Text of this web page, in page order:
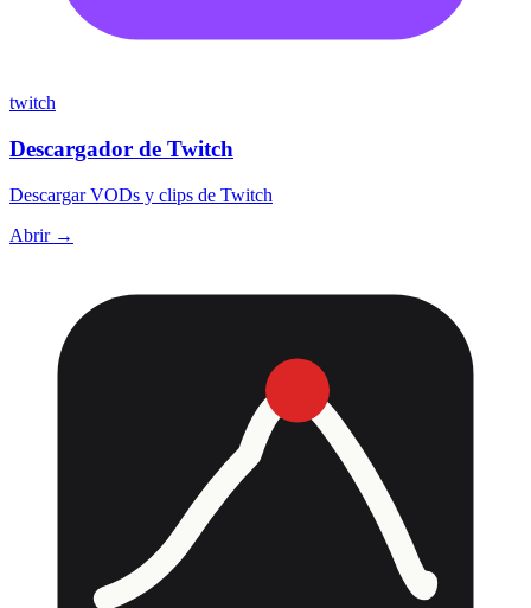
twitch
Descargador de Twitch
Descargar VODs y clips de Twitch
Abrir →